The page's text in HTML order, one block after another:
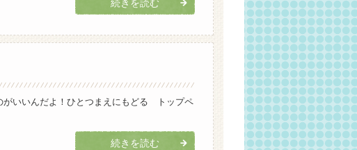
続きを読む
がいいんだよ！ひとつまえにもどる トップペ
続きを読む